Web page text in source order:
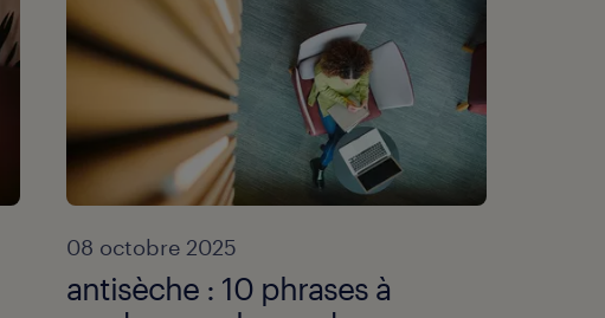
08 octobre 2025
antisèche : 10 phrases à